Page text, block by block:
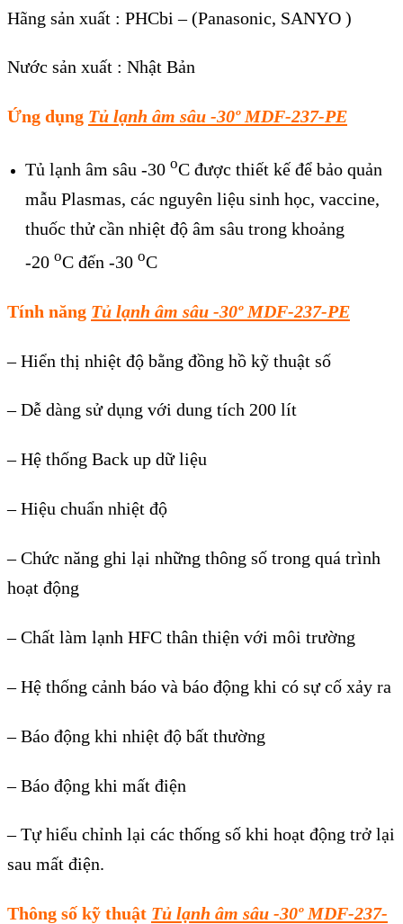
Hãng sản xuất : PHCbi – (Panasonic, SANYO )
Nước sản xuất : Nhật Bản
Ứng dụng Tủ lạnh âm sâu -30º MDF-237-PE
Tủ lạnh âm sâu -30 oC được thiết kế để bảo quản
mẫu Plasmas, các nguyên liệu sinh học, vaccine,
thuốc thử cần nhiệt độ âm sâu trong khoảng
-20 oC đến -30 oC
Tính năng Tủ lạnh âm sâu -30º MDF-237-PE
– Hiển thị nhiệt độ bằng đồng hồ kỹ thuật số
– Dễ dàng sử dụng với dung tích 200 lít
– Hệ thống Back up dữ liệu
– Hiệu chuẩn nhiệt độ
– Chức năng ghi lại những thông số trong quá trình
hoạt động
– Chất làm lạnh HFC thân thiện với môi trường
– Hệ thống cảnh báo và báo động khi có sự cố xảy ra
– Báo động khi nhiệt độ bất thường
– Báo động khi mất điện
– Tự hiểu chỉnh lại các thống số khi hoạt động trở lại
sau mất điện.
Thông số kỹ thuật Tủ lạnh âm sâu -30º MDF-237-